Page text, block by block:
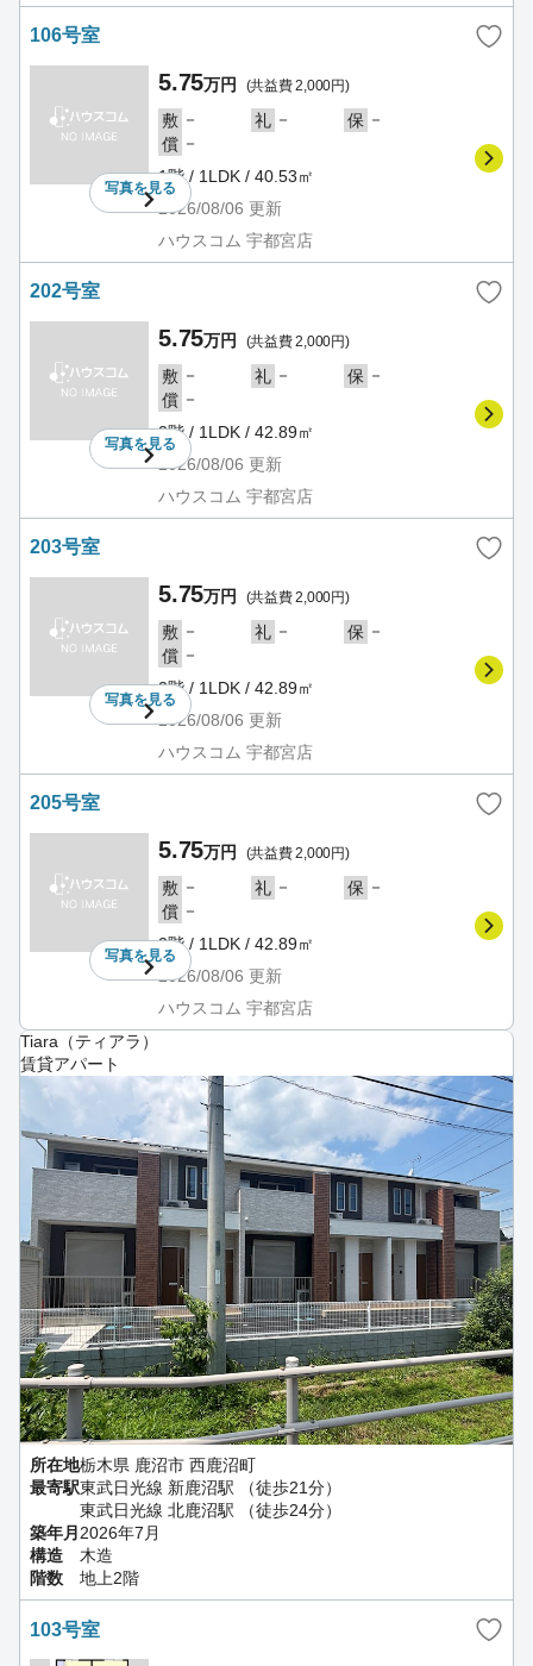
106号室
写真を見る
5.75万円 (共益費 2,000円)
敷 － 礼 － 保 －
償 －
1階 / 1LDK / 40.53㎡
2026/08/06 更新
ハウスコム 宇都宮店
202号室
写真を見る
5.75万円 (共益費 2,000円)
敷 － 礼 － 保 －
償 －
2階 / 1LDK / 42.89㎡
2026/08/06 更新
ハウスコム 宇都宮店
203号室
写真を見る
5.75万円 (共益費 2,000円)
敷 － 礼 － 保 －
償 －
2階 / 1LDK / 42.89㎡
2026/08/06 更新
ハウスコム 宇都宮店
205号室
写真を見る
5.75万円 (共益費 2,000円)
敷 － 礼 － 保 －
償 －
2階 / 1LDK / 42.89㎡
2026/08/06 更新
ハウスコム 宇都宮店
Tiara（ティアラ）
賃貸アパート
所在地栃木県 鹿沼市 西鹿沼町
最寄駅東武日光線 新鹿沼駅 （徒歩21分）
東武日光線 北鹿沼駅 （徒歩24分）
築年月 2026年7月
構造
木造
階数
地上2階
103号室